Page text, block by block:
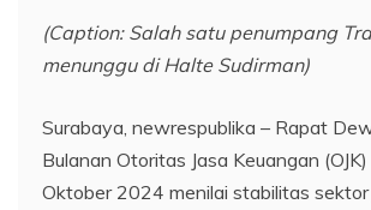
(Caption: Salah satu penumpang
menunggu di Halte Sudirman)
Surabaya, newrespublika – Rapat
Bulanan Otoritas Jasa Keuangan
Oktober 2024 menilai stabilitas sektor